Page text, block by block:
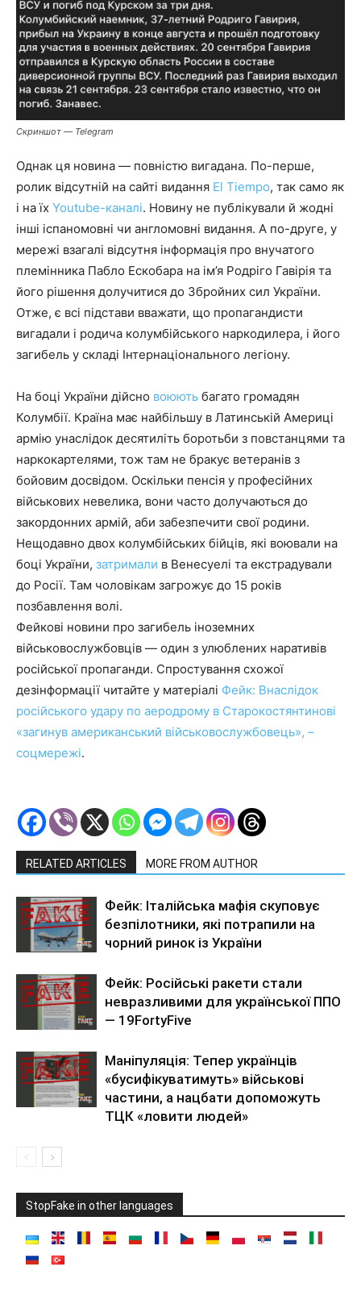
Скриншот — Telegram
Однак ця новина — повністю вигадана. По-перше,
ролик відсутній на сайті видання El Tiempo, так само як
і на їх Youtube-каналі. Новину не публікували й жодні
інші іспаномовні чи англомовні видання. А по-друге, у
мережі взагалі відсутня інформація про внучатого
племінника Пабло Ескобара на ім’я Родріго Гавірія та
його рішення долучитися до Збройних сил України.
Отже, є всі підстави вважати, що пропагандисти
вигадали і родича колумбійського наркодилера, і його
загибель у складі Інтернаціонального легіону.
На боці України дійсно воюють багато громадян
Колумбії. Країна має найбільшу в Латинській Америці
армію унаслідок десятиліть боротьби з повстанцями та
наркокартелями, тож там не бракує ветеранів з
бойовим досвідом. Оскільки пенсія у професійних
військових невелика, вони часто долучаються до
закордонних армій, аби забезпечити свої родини.
Нещодавно двох колумбійських бійців, які воювали на
боці України, затримали в Венесуелі та екстрадували
до Росії. Там чоловікам загрожує до 15 років
позбавлення волі.
Фейкові новини про загибель іноземних
військовослужбовців — один з улюблених наративів
російської пропаганди. Спростування схожої
дезінформації читайте у матеріалі Фейк: Внаслідок
російського удару по аеродрому в Старокостянтинові
«загинув американський військовослужбовець», –
соцмережі.
RELATED ARTICLES MORE FROM AUTHOR
Фейк: Італійська мафія скуповує
безпілотники, які потрапили на
чорний ринок із України
Фейк: Російські ракети стали
невразливими для української ППО
— 19FortyFive
Маніпуляція: Тепер українців
«бусифікуватимуть» військові
частини, а нацбати допоможуть
ТЦК «ловити людей»
StopFake in other languages